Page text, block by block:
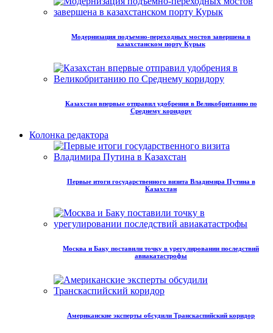
Модернизация подъемно-переходных мостов завершена в
казахстанском порту Курык
Казахстан впервые отправил удобрения в Великобританию по
Среднему коридору
Колонка редактора
Первые итоги государственного визита Владимира Путина в
Казахстан
Москва и Баку поставили точку в урегулировании последствий
авиакатастрофы
Американские эксперты обсудили Транскаспийский коридор